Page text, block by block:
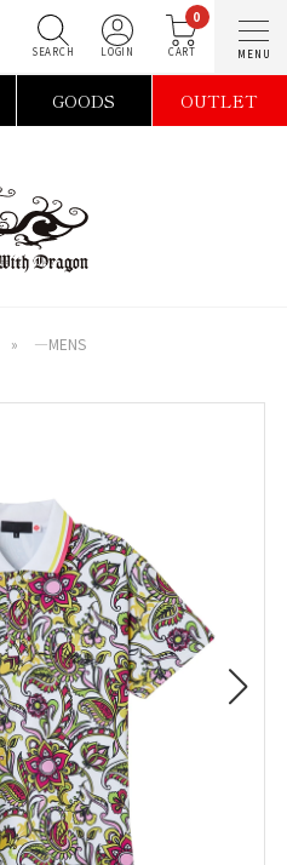
0
GOODS OUTLET
»
―MENS